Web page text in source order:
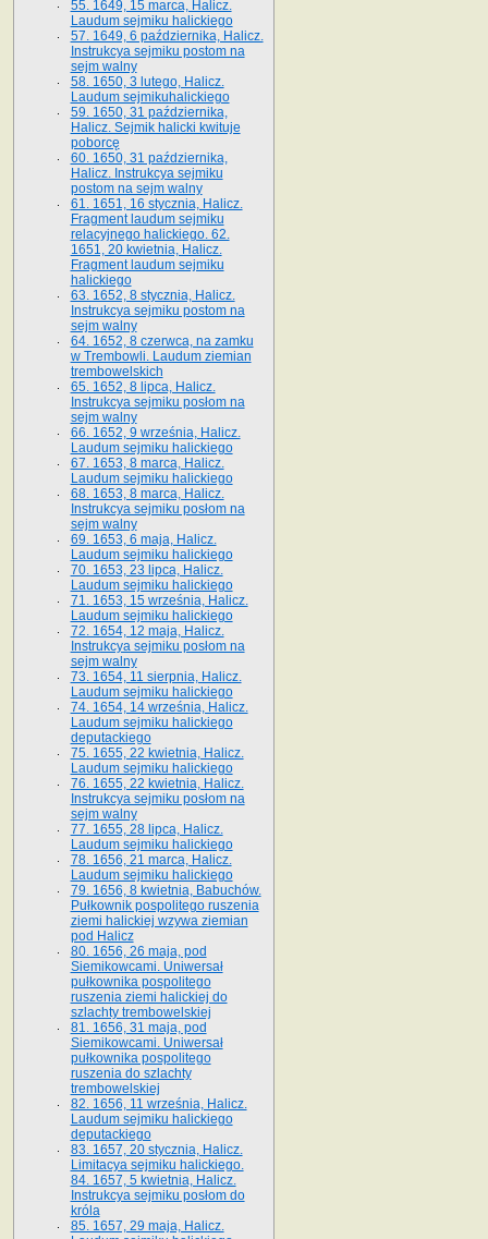
55. 1649, 15 marca, Halicz.
Laudum sejmiku halickiego
57. 1649, 6 października, Halicz.
Instrukcya sejmiku postom na
sejm walny
58. 1650, 3 lutego, Halicz.
Laudum sejmikuhalickiego
59. 1650, 31 października,
Halicz. Sejmik halicki kwituje
poborcę
60. 1650, 31 października,
Halicz. Instrukcya sejmiku
postom na sejm walny
61. 1651, 16 stycznia, Halicz.
Fragment laudum sejmiku
relacyjnego halickiego. 62.
1651, 20 kwietnia, Halicz.
Fragment laudum sejmiku
halickiego
63. 1652, 8 stycznia, Halicz.
Instrukcya sejmiku postom na
sejm walny
64. 1652, 8 czerwca, na zamku
w Trembowli. Laudum ziemian
trembowelskich
65. 1652, 8 lipca, Halicz.
Instrukcya sejmiku posłom na
sejm walny
66. 1652, 9 września, Halicz.
Laudum sejmiku halickiego
67. 1653, 8 marca, Halicz.
Laudum sejmiku halickiego
68. 1653, 8 marca, Halicz.
Instrukcya sejmiku posłom na
sejm walny
69. 1653, 6 maja, Halicz.
Laudum sejmiku halickiego
70. 1653, 23 lipca, Halicz.
Laudum sejmiku halickiego
71. 1653, 15 września, Halicz.
Laudum sejmiku halickiego
72. 1654, 12 maja, Halicz.
Instrukcya sejmiku posłom na
sejm walny
73. 1654, 11 sierpnia, Halicz.
Laudum sejmiku halickiego
74. 1654, 14 września, Halicz.
Laudum sejmiku halickiego
deputackiego
75. 1655, 22 kwietnia, Halicz.
Laudum sejmiku halickiego
76. 1655, 22 kwietnia, Halicz.
Instrukcya sejmiku posłom na
sejm walny
77. 1655, 28 lipca, Halicz.
Laudum sejmiku halickiego
78. 1656, 21 marca, Halicz.
Laudum sejmiku halickiego
79. 1656, 8 kwietnia, Babuchów.
Pułkownik pospolitego ruszenia
ziemi halickiej wzywa ziemian
pod Halicz
80. 1656, 26 maja, pod
Siemikowcami. Uniwersał
pułkownika pospolitego
ruszenia ziemi halickiej do
szlachty trembowelskiej
81. 1656, 31 maja, pod
Siemikowcami. Uniwersał
pułkownika pospolitego
ruszenia do szlachty
trembowelskiej
82. 1656, 11 września, Halicz.
Laudum sejmiku halickiego
deputackiego
83. 1657, 20 stycznia, Halicz.
Limitacya sejmiku halickiego.
84. 1657, 5 kwietnia, Halicz.
Instrukcya sejmiku posłom do
króla
85. 1657, 29 maja, Halicz.